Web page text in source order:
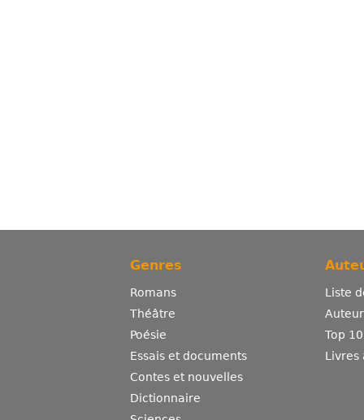
Genres
Romans
Théâtre
Poésie
Essais et documents
Contes et nouvelles
Dictionnaire
Liste
Top
Livres